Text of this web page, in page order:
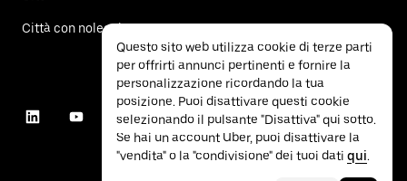
Città con noleggio auto
Questo sito web utilizza cookie di terze parti
per offrirti annunci pertinenti e fornire la
personalizzazione ricordando la tua
posizione. Puoi disattivare questi cookie
selezionando il pulsante "Disattiva" qui sotto.
Se hai un account Uber, puoi disattivare la
"vendita" o la "condivisione" dei tuoi dati qui.